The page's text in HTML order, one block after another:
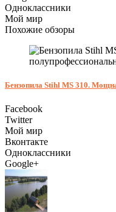
Одноклассники
Мой мир
Похожие обзоры
Бензопила Stihl MS 310.
Facebook
Twitter
Мой мир
Вконтакте
Одноклассники
Google+